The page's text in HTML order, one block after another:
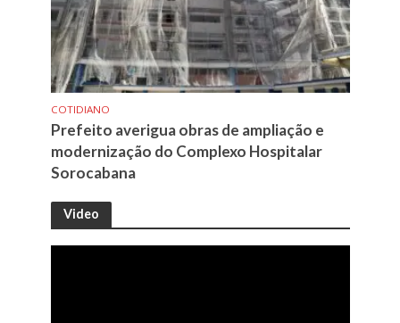
COTIDIANO
Prefeito averigua obras de ampliação e
modernização do Complexo Hospitalar
Sorocabana
Video